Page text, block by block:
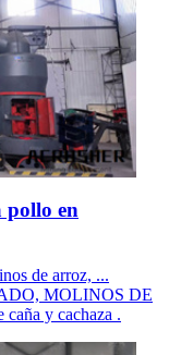
pollo en
de arroz, ...
MOLINOS DE
y cachaza .